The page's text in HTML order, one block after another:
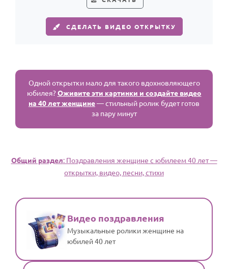
СДЕЛАТЬ ВИДЕО ОТКРЫТКУ
Одной открытки мало для такого вдохновляющего
юбилея?Оживите эти картинки и создайте видео
на 40 лет женщине— стильный ролик будет готов
за пару минут
Общий раздел: Поздравления женщине с юбилеем 40 лет —
открытки, видео, песни, стихи
Видео поздравления
Музыкальные ролики женщине на
юбилей 40 лет